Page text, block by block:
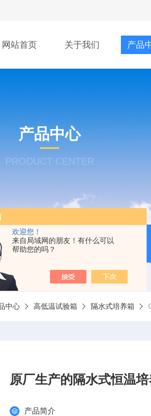
欢迎您！
来自局域网的朋友！有什么可以
帮助您的吗？
网站首页 关于我们 产品
产品中心
PRODUCT CENTER
培养箱厂家价格 GGC-D大型全自动翻
中心 高低温试验箱 隔水式培养箱
原厂生产的隔水式恒温
产品简介